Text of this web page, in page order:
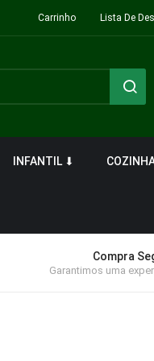
Carrinho Lista De
INFANTIL ⬇
Compra
Garantimos uma